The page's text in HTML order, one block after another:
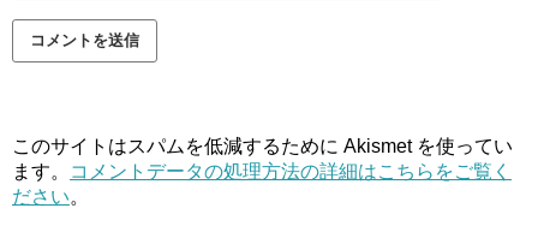
このサイトはスパムを低減するために Akismet を使ってい
ます。
コメントデータの処理方法の詳細はこちらをご覧く
ださい。